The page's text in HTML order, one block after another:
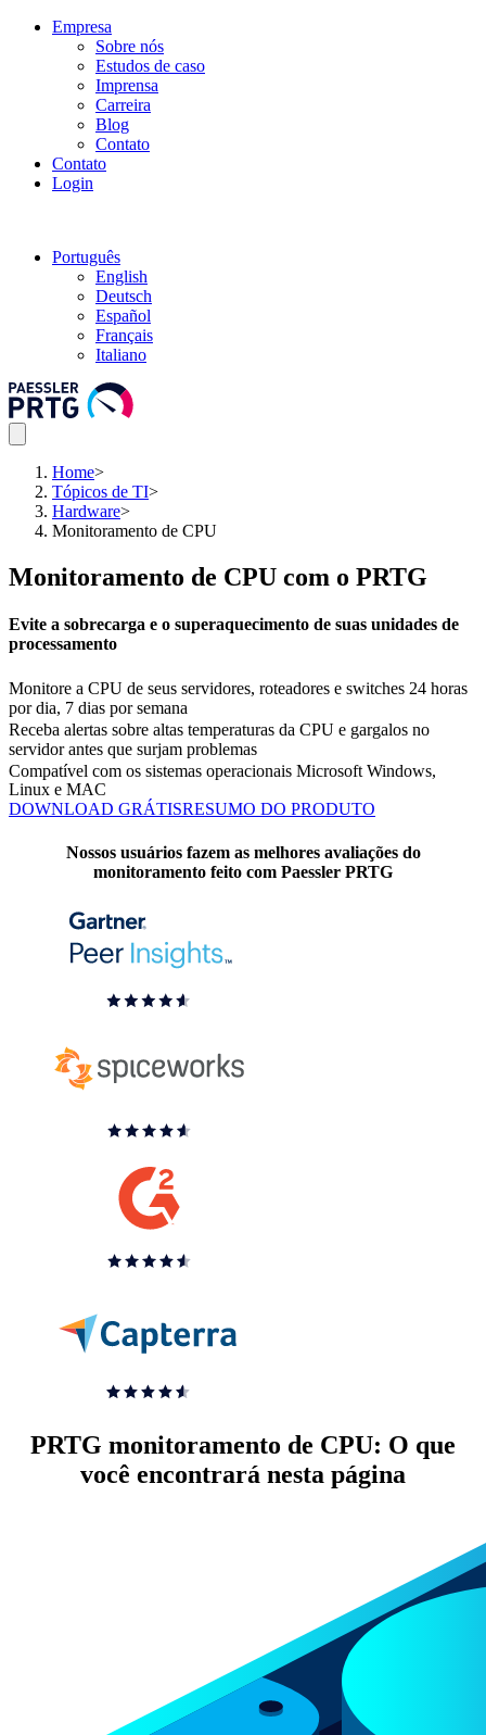
Empresa
Sobre nós
Estudos de caso
Imprensa
Carreira
Blog
Contato
Contato
Login
Português
English
Deutsch
Español
Français
Italiano
Home>
Tópicos de TI>
Hardware>
Monitoramento de CPU
Monitoramento de CPU com o PRTG
Evite a sobrecarga e o superaquecimento de suas unidades de
processamento
Monitore a CPU de seus servidores, roteadores e switches 24 horas
por dia, 7 dias por semana
Receba alertas sobre altas temperaturas da CPU e gargalos no
servidor antes que surjam problemas
Compatível com os sistemas operacionais Microsoft Windows,
Linux e MAC
DOWNLOAD GRÁTISRESUMO DO PRODUTO
Nossos usuários fazem as melhores avaliações do
monitoramento feito com Paessler PRTG
PRTG monitoramento de CPU: O que
você encontrará nesta página